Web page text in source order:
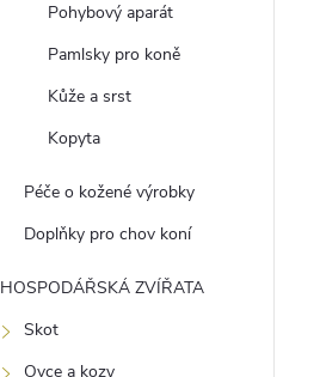
Pohybový aparát
Pamlsky pro koně
Kůže a srst
Kopyta
Péče o kožené výrobky
Doplňky pro chov koní
HOSPODÁŘSKÁ ZVÍŘATA
Skot
Ovce a kozy